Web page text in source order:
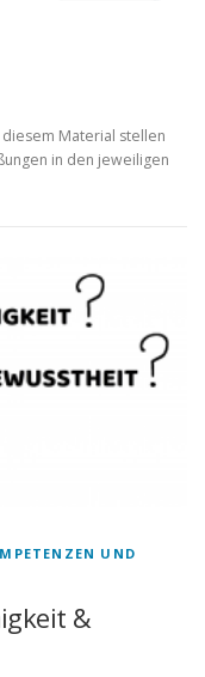
Material stellen
in den jeweiligen
UND
&